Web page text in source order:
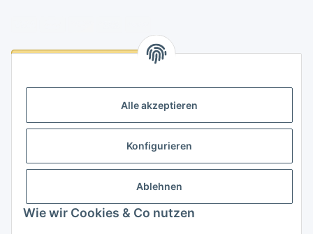
Alle akzeptieren
Konfigurieren
Ablehnen
Wie wir Cookies & Co nutzen
Logistikpartner
Informationen
Rechtliches